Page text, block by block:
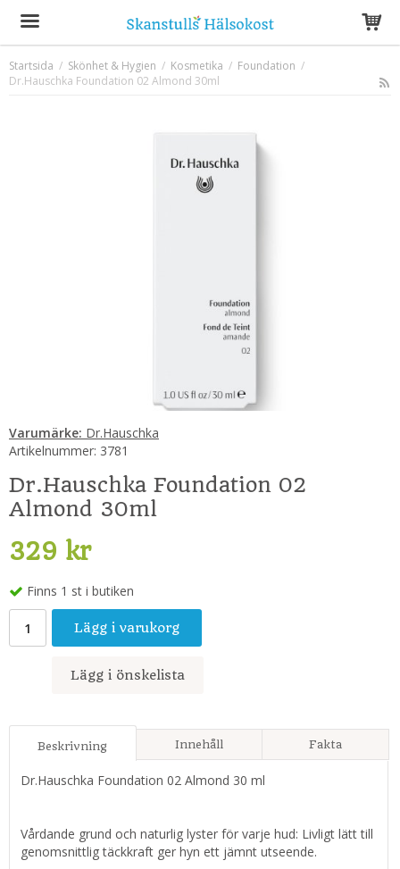
Produkten har blivit tillagd i varukorgen
Startsida / Skönhet & Hygien / Kosmetika / Foundation /
Dr.Hauschka Foundation 02 Almond 30ml
Varumärke: Dr.Hauschka
Artikelnummer: 3781
Dr.Hauschka Foundation 02
Almond 30ml
329 kr
Finns 1 st i butiken
Lägg i varukorg
Lägg i önskelista
Beskrivning Innehåll Fakta
Dr.Hauschka Foundation 02 Almond 30 ml
Vårdande grund och naturlig lyster för varje hud: Livligt lätt till
genomsnittlig täckkraft ger hyn ett jämnt utseende.